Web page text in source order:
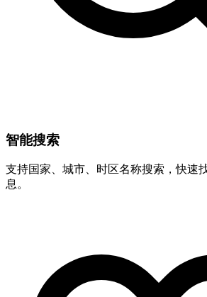
智能搜索
支持国家、城市、时区名称搜索，快速
息。